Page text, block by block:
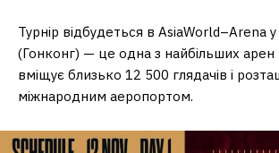
Турнір відбудеться в AsiaWorld–Arena
(Гонконг) — це одна з найбільших арен
вміщує близько 12 500 глядачів і
міжнародним аеропортом.